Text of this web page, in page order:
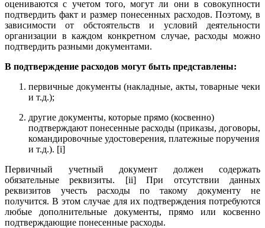
оцениваются с учетом того, могут ли они в совокупности
подтвердить факт и размер понесенных расходов. Поэтому, в
зависимости от обстоятельств и условий деятельности
организации в каждом конкретном случае, расходы можно
подтвердить разными документами.
В подтверждение расходов могут быть представлены:
первичные документы (накладные, акты, товарные чеки
и т.д.);
другие документы, которые прямо (косвенно)
подтверждают понесенные расходы (приказы, договоры,
командировочные удостоверения, платежные поручения
и т.д.). [i]
Первичный учетный документ должен содержать
обязательные реквизиты. [ii] При отсутствии данных
реквизитов учесть расходы по такому документу не
получится. В этом случае для их подтверждения потребуются
любые дополнительные документы, прямо или косвенно
подтверждающие понесенные расходы.